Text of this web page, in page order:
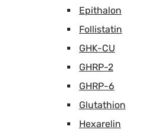
Epithalon
Follistatin
GHK-CU
GHRP-2
GHRP-6
Glutathion
Hexarelin